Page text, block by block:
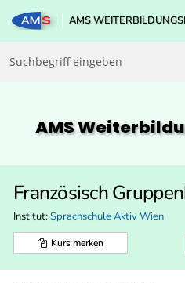
AMS
AMS
Französisch
Institut: Sprachschule Aktiv Wien
Kurs merken